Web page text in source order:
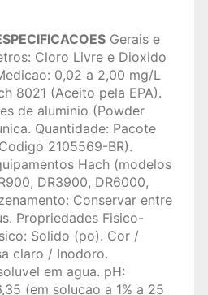
Gerais e
Cloro Livre e Dioxido
0,02 a 2,00 mg/L
8021 (Aceito pela EPA).
de aluminio (Powder
Quantidade: Pacote
2105569-BR).
Hach (modelos
DR3900, DR6000,
Conservar entre
Propriedades Fisico-
Solido (po). Cor /
claro / Inodoro.
em agua. pH:
(em solucao a 1% a 25